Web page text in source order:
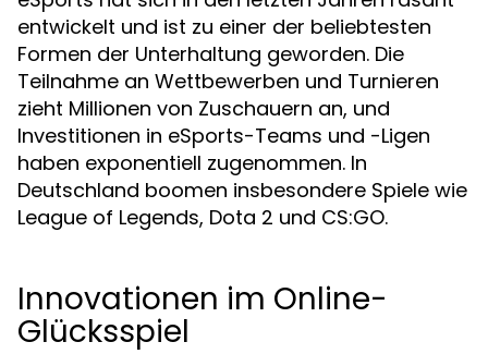
entwickelt und ist zu einer der beliebtesten
Formen der Unterhaltung geworden. Die
Teilnahme an Wettbewerben und Turnieren
zieht Millionen von Zuschauern an, und
Investitionen in eSports-Teams und -Ligen
haben exponentiell zugenommen. In
Deutschland boomen insbesondere Spiele wie
League of Legends, Dota 2 und CS:GO.
Innovationen im Online-
Glücksspiel